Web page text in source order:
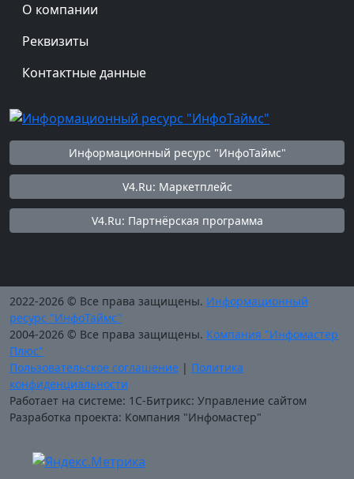
О компании
Реквизиты
Контактные данные
Информационный ресурс "ИнфоТаймс"
V4.Ru: Маркетплейс
V4.Ru: Партнёрская программа
2022-2026 © Все права защищены. Информационный
ресурс "ИнфоТаймс"
2004-2026 © Все права защищены. Компания "Инфомастер
Плюс"
Пользовательское соглашение | Политика
конфиденциальности
Работает на системе: 1С-Битрикс: Управление сайтом
Разработка проекта: Компания "Инфомастер"